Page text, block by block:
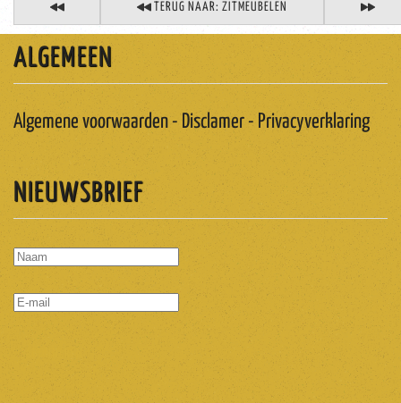
TERUG NAAR: ZITMEUBELEN
ALGEMEEN
Algemene voorwaarden - Disclamer - Privacyverklaring
NIEUWSBRIEF